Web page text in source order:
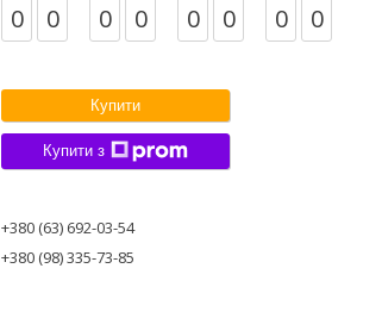
0 0 0 0 0 0 0 0
Купити
Купити з
+380 (63) 692-03-54
+380 (98) 335-73-85